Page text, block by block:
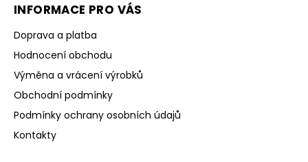
INFORMACE PRO VÁS
Doprava a platba
Hodnocení obchodu
Výměna a vrácení výrobků
Obchodní podmínky
Podmínky ochrany osobních údajů
Kontakty